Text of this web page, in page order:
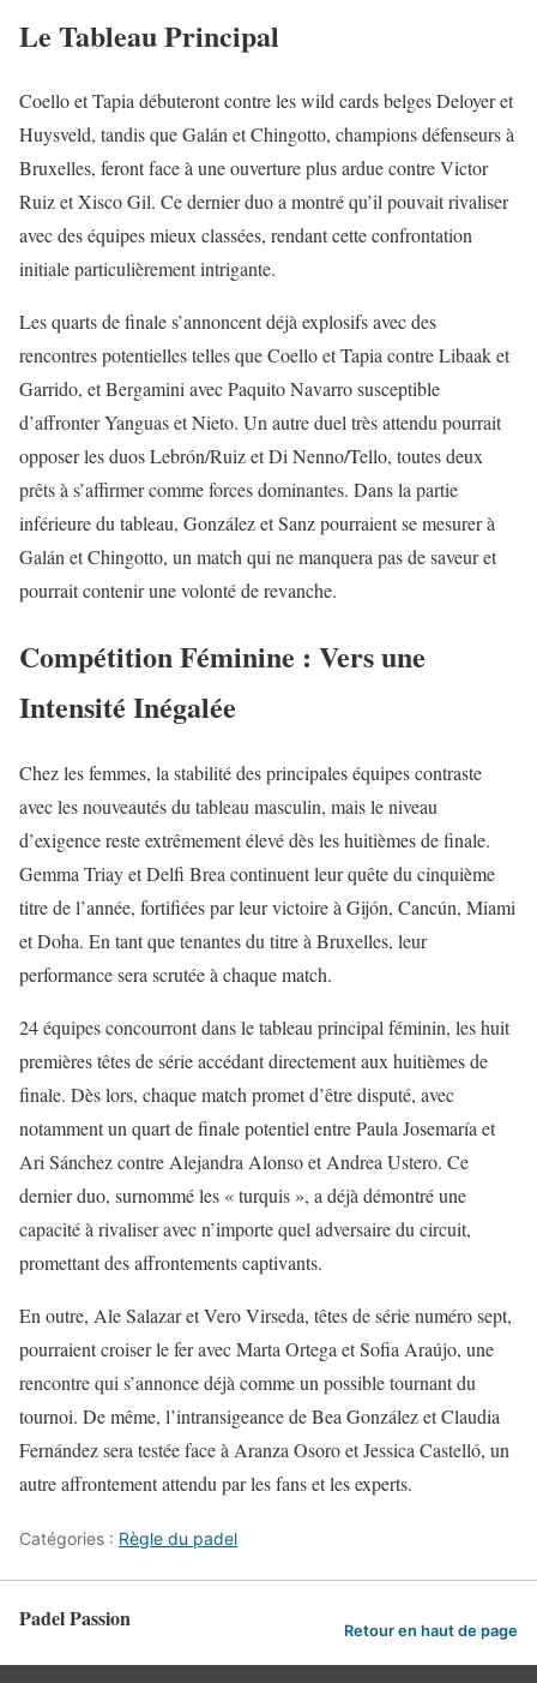
Le Tableau Principal
Coello et Tapia débuteront contre les wild cards belges Deloyer et
Huysveld, tandis que Galán et Chingotto, champions défenseurs à
Bruxelles, feront face à une ouverture plus ardue contre Victor
Ruiz et Xisco Gil. Ce dernier duo a montré qu’il pouvait rivaliser
avec des équipes mieux classées, rendant cette confrontation
initiale particulièrement intrigante.
Les quarts de finale s’annoncent déjà explosifs avec des
rencontres potentielles telles que Coello et Tapia contre Libaak et
Garrido, et Bergamini avec Paquito Navarro susceptible
d’affronter Yanguas et Nieto. Un autre duel très attendu pourrait
opposer les duos Lebrón/Ruiz et Di Nenno/Tello, toutes deux
prêts à s’affirmer comme forces dominantes. Dans la partie
inférieure du tableau, González et Sanz pourraient se mesurer à
Galán et Chingotto, un match qui ne manquera pas de saveur et
pourrait contenir une volonté de revanche.
Compétition Féminine : Vers une
Intensité Inégalée
Chez les femmes, la stabilité des principales équipes contraste
avec les nouveautés du tableau masculin, mais le niveau
d’exigence reste extrêmement élevé dès les huitièmes de finale.
Gemma Triay et Delfi Brea continuent leur quête du cinquième
titre de l’année, fortifiées par leur victoire à Gijón, Cancún, Miami
et Doha. En tant que tenantes du titre à Bruxelles, leur
performance sera scrutée à chaque match.
24 équipes concourront dans le tableau principal féminin, les huit
premières têtes de série accédant directement aux huitièmes de
finale. Dès lors, chaque match promet d’être disputé, avec
notamment un quart de finale potentiel entre Paula Josemaría et
Ari Sánchez contre Alejandra Alonso et Andrea Ustero. Ce
dernier duo, surnommé les « turquis », a déjà démontré une
capacité à rivaliser avec n’importe quel adversaire du circuit,
promettant des affrontements captivants.
En outre, Ale Salazar et Vero Virseda, têtes de série numéro sept,
pourraient croiser le fer avec Marta Ortega et Sofia Araújo, une
rencontre qui s’annonce déjà comme un possible tournant du
tournoi. De même, l’intransigeance de Bea González et Claudia
Fernández sera testée face à Aranza Osoro et Jessica Castelló, un
autre affrontement attendu par les fans et les experts.
Catégories : Règle du padel
Padel Passion Retour en haut de page